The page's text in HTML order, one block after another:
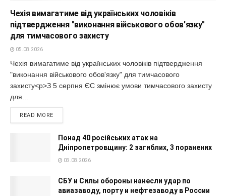
Чехія вимагатиме від українських чоловіків
підтвердження "виконання військового обов'язку"
для тимчасового захисту
05.08.2026
Чехія вимагатиме від українських чоловіків підтвердження
"виконання військового обов'язку" для тимчасового
захисту<p>З 5 серпня ЄС змінює умови тимчасового захисту
для...
READ MORE
Понад 40 російських атак на
Дніпропетровщину: 2 загиблих, 3 поранених
03.08.2026
СБУ и Силы обороны нанесли удар по
авиазаводу, порту и нефтезаводу в России